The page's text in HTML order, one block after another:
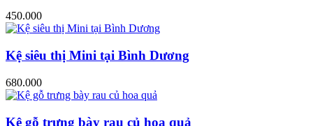
450.000
Kệ siêu thị Mini tại Bình Dương
680.000
Kệ gỗ trưng bày rau củ hoa quả